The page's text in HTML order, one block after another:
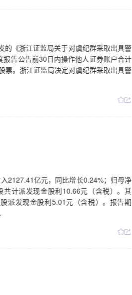
《浙江证监局关于对虞纪群采取出具警
告公告前30日内操作他人证券账户合计
票。浙江证监局决定对虞纪群采取出具警
2127.41亿元，同比增长0.24%；归母净
计派发现金股利10.66元（含税）。其
派发现金股利5.01元（含税）。报告期